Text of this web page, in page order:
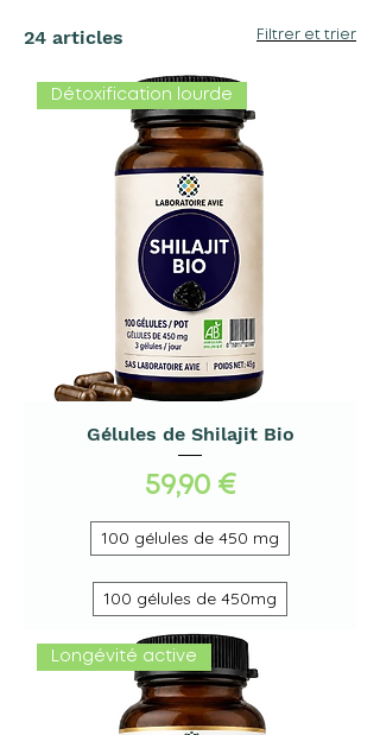
24 articles Filtrer et trier
Détoxification lourde
Gélules de Shilajit Bio
Prix
59,90 €
100 gélules de 450 mg
100 gélules de 450mg
Longévité active